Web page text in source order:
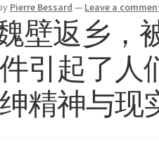
Pierre Bessard — Leave a
壁返乡，
引起了人
精神与